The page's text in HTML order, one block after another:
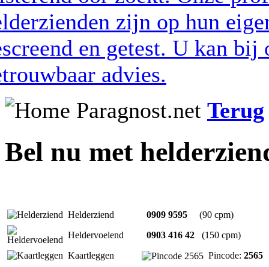
Terug
Bel nu met
Helderziend 0909 9595
(90 cpm)
Heldervoelend
0903 416 42
(150 cpm)
Kaartleggen
Pincode: 2565